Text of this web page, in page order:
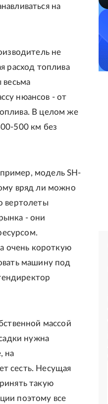
на
не
расход топлива
весьма
нюансов - от
В целом же
500 км без
модель SH-
вряд ли можно
вертолеты
- они
очень короткую
машину под
массой
нужна
на
сесть. Несущая
такую
поэтому все